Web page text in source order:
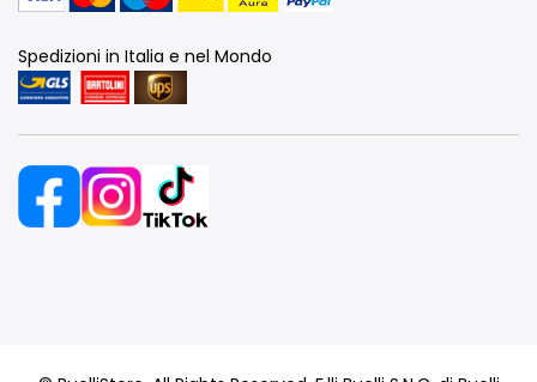
Spedizioni in Italia e nel Mondo